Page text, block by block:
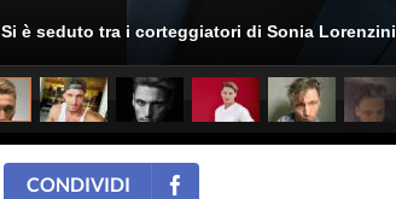
Si è seduto tra i corteggiatori di Sonia Lorenzini
CONDIVIDI